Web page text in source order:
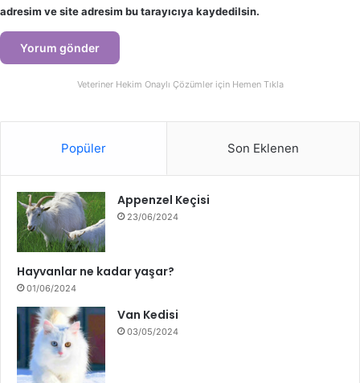
adresim ve site adresim bu tarayıcıya kaydedilsin.
Veteriner Hekim Onaylı Çözümler için Hemen Tıkla
Popüler Son Eklenen
Appenzel Keçisi
23/06/2024
Hayvanlar ne kadar yaşar?
01/06/2024
Van Kedisi
03/05/2024